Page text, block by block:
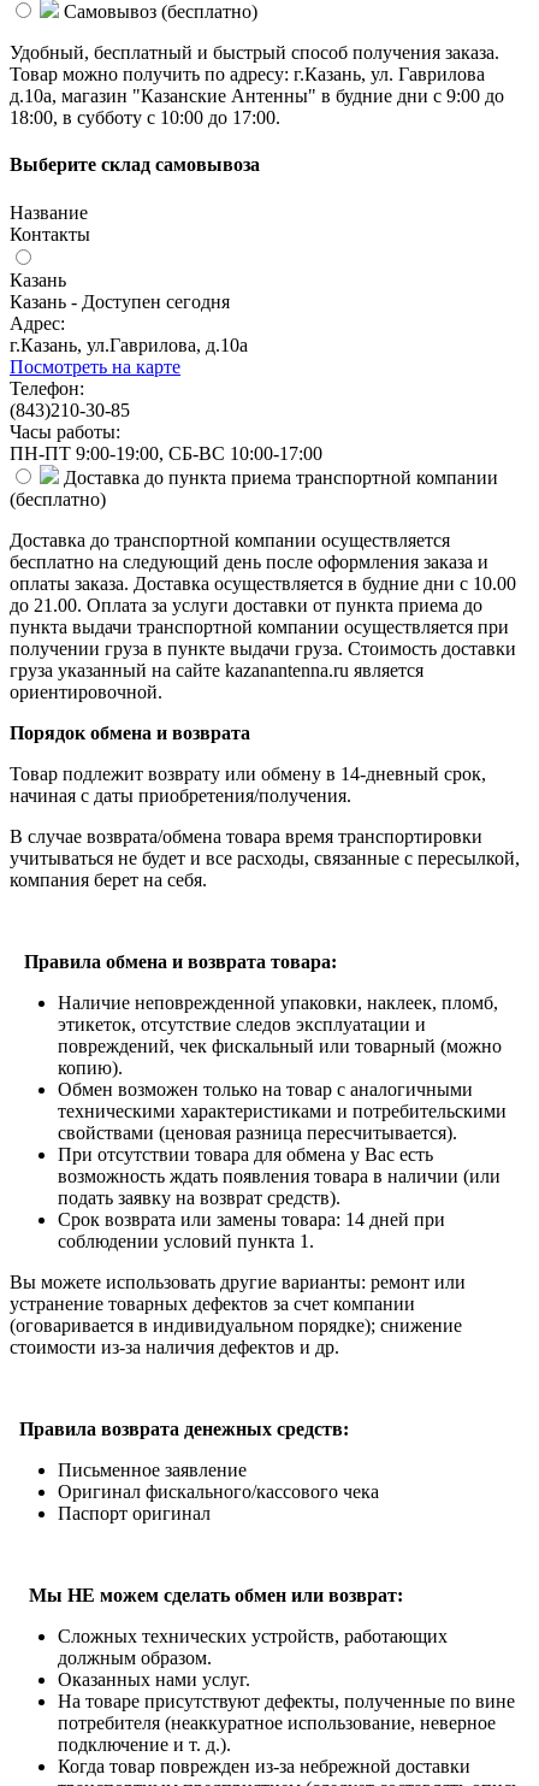
Самовывоз (бесплатно)
Удобный, бесплатный и быстрый способ получения заказа.
Товар можно получить по адресу: г.Казань, ул. Гаврилова
д.10а, магазин "Казанские Антенны" в будние дни с 9:00 до
18:00, в субботу с 10:00 до 17:00.
Выберите склад самовывоза
Название
Контакты
Казань
Казань - Доступен сегодня
Адрес:
г.Казань, ул.Гаврилова, д.10а
Посмотреть на карте
Телефон:
(843)210-30-85
Часы работы:
ПН-ПТ 9:00-19:00, СБ-ВС 10:00-17:00
Доставка до пункта приема транспортной компании
(бесплатно)
Доставка до транспортной компании осуществляется
бесплатно на следующий день после оформления заказа и
оплаты заказа. Доставка осуществляется в будние дни с 10.00
до 21.00. Оплата за услуги доставки от пункта приема до
пункта выдачи транспортной компании осуществляется при
получении груза в пункте выдачи груза. Стоимость доставки
груза указанный на сайте kazanantenna.ru является
ориентировочной.
Порядок обмена и возврата
Товар подлежит возврату или обмену в 14-дневный срок,
начиная с даты приобретения/получения.
В случае возврата/обмена товара время транспортировки
учитываться не будет и все расходы, связанные с пересылкой,
компания берет на себя.
Правила обмена и возврата товара:
Наличие неповрежденной упаковки, наклеек, пломб,
этикеток, отсутствие следов эксплуатации и
повреждений, чек фискальный или товарный (можно
копию).
Обмен возможен только на товар с аналогичными
техническими характеристиками и потребительскими
свойствами (ценовая разница пересчитывается).
При отсутствии товара для обмена у Вас есть
возможность ждать появления товара в наличии (или
подать заявку на возврат средств).
Срок возврата или замены товара: 14 дней при
соблюдении условий пункта 1.
Вы можете использовать другие варианты: ремонт или
устранение товарных дефектов за счет компании
(оговаривается в индивидуальном порядке); снижение
стоимости из-за наличия дефектов и др.
Правила возврата денежных средств:
Письменное заявление
Оригинал фискального/кассового чека
Паспорт оригинал
Мы НЕ можем сделать обмен или возврат:
Сложных технических устройств, работающих
должным образом.
Оказанных нами услуг.
На товаре присутствуют дефекты, полученные по вине
потребителя (неаккуратное использование, неверное
подключение и т. д.).
Когда товар поврежден из-за небрежной доставки